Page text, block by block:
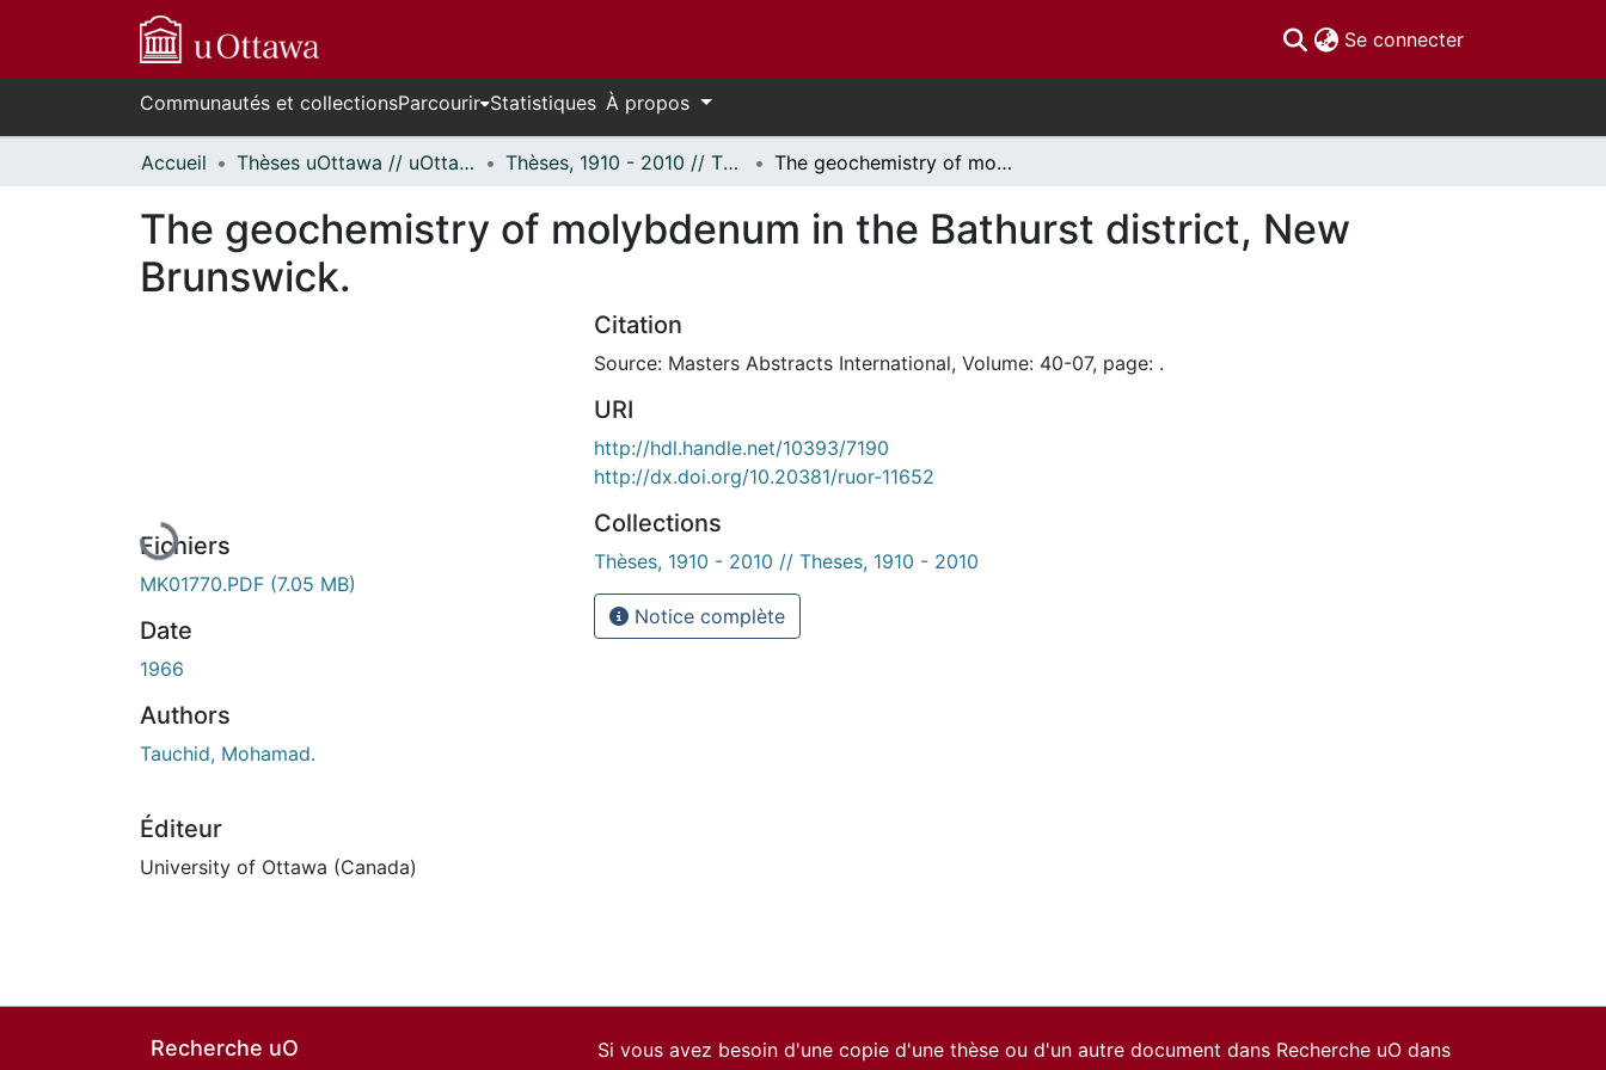
Se connecter(current)
Communautés et collectionsParcourir Statistiques À propos
Accueil Thèses uOttawa // uOttawa Theses Thèses, 1910 - 2010 // Theses, 1910 - 2010 The geochemistry of molybdenum in the Bathurst district, New Brunswick.
The geochemistry of molybdenum in the Bathurst district, New
Brunswick.
En cours de chargement...
Fichiers
MK01770.PDF (7.05 MB)
Date
1966
Authors
Tauchid, Mohamad.
Éditeur
University of Ottawa (Canada)
Citation
Source: Masters Abstracts International, Volume: 40-07, page: .
URI
http://hdl.handle.net/10393/7190
http://dx.doi.org/10.20381/ruor-11652
Collections
Thèses, 1910 - 2010 // Theses, 1910 - 2010
Notice complète
Recherche uO
Si vous avez besoin d'une copie d'une thèse ou d'un autre document dans Recherche uO dans